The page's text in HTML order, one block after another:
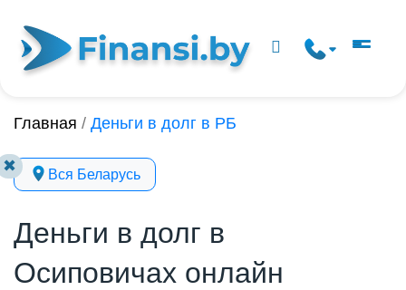
✖
Главная / Деньги в долг в РБ
Вся Беларусь
Деньги в долг в
Осиповичах онлайн